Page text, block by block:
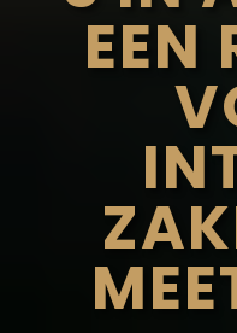
EEN